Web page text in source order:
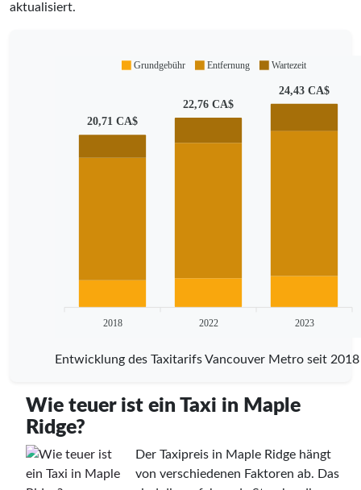
aktualisiert.
20,71 CA$
22,76 CA$
24,43 CA$
2018 2022 2023
Grundgebühr Entfernung Wartezeit
Entwicklung des Taxitarifs Vancouver Metro seit 2018
Wie teuer ist ein Taxi in Maple
Ridge?
Der Taxipreis in Maple Ridge hängt
von verschiedenen Faktoren ab. Das